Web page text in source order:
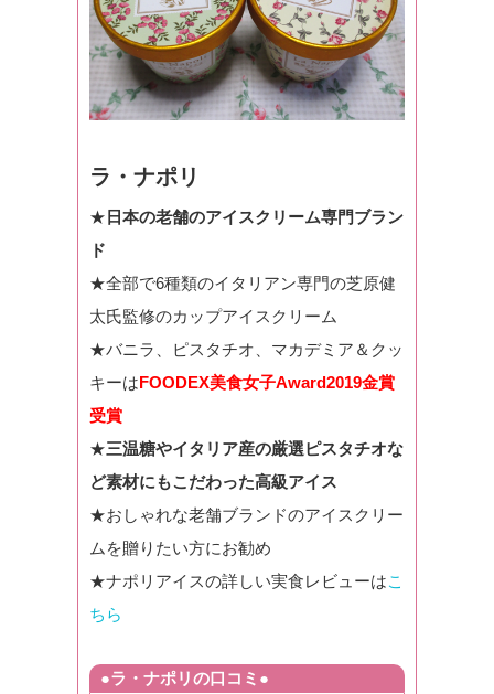
ラ・ナポリ
★ 日本の老舗のアイスクリーム専門ブラン
ド
★全部で6種類のイタリアン専門の芝原健
太氏監修のカップアイスクリーム
★バニラ、ピスタチオ、マカデミア＆クッ
キーはFOODEX美食女子Award2019金賞
受賞
★三温糖やイタリア産の厳選ピスタチオな
ど素材にもこだわった高級アイス
★おしゃれな老舗ブランドのアイスクリー
ムを贈りたい方にお勧め
★ナポリアイスの詳しい実食レビューはこ
ちら
●ラ・ナポリの口コミ●